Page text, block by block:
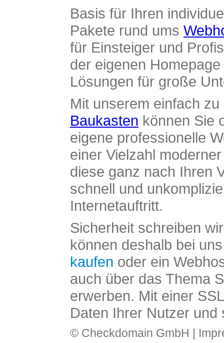
Basis für Ihren
Pakete rund ums
für Einsteiger und
der eigenen
Lösungen für große
Mit unserem einfach
Baukasten können Sie
eigene professionelle
einer Vielzahl
diese ganz nach Ihren
schnell und
Internetauftritt.
Sicherheit schreiben
können deshalb bei
kaufen oder ein
auch über das Thema
erwerben. Mit einer
Daten Ihrer Nutzer und
© Checkdomain GmbH |